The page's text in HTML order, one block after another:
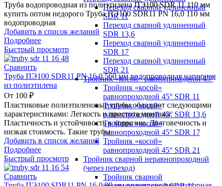
Переход сварной удлиненный
SDR 11
Переход сварной удлиненный
SDR 13,6
Переход сварной удлиненный
SDR 17
Переход сварной удлиненный
SDR 21
Тройник «косой» равнопроходной 45°
Тройник «косой»
равнопроходной 45° SDR 11
Тройник «косой»
равнопроходной 45° SDR 13,6
Тройник «косой»
равнопроходной 45° SDR 17
Тройник «косой»
равнопроходной 45° SDR 21
Тройник сварной неравнопроходной
(через переход)
Тройник сварной
Труба водопроводная из полиэтилена ПЭ100 SDR 11 110 мм
купить оптом недорого Труба ПЭ100 SDR11 PN 16,0 110 мм
водопроводная
Добавить в список желаний
Подробнее
Быстрый просмотр
Сравнить
Труба ПЭ100 SDR11 PN 16,0 560 мм водопроводная напорная
из полиэтилена
От 100 ₽
Пластиковые полиэтиленовые трубы обладают следующими
характеристиками: Легкость и простота монтажа.
Пластичность и устойчивость к коррозии. Долговечность и
низкая стоимость. Такие трубы
Добавить в список желаний
Подробнее
Быстрый просмотр
Сравнить